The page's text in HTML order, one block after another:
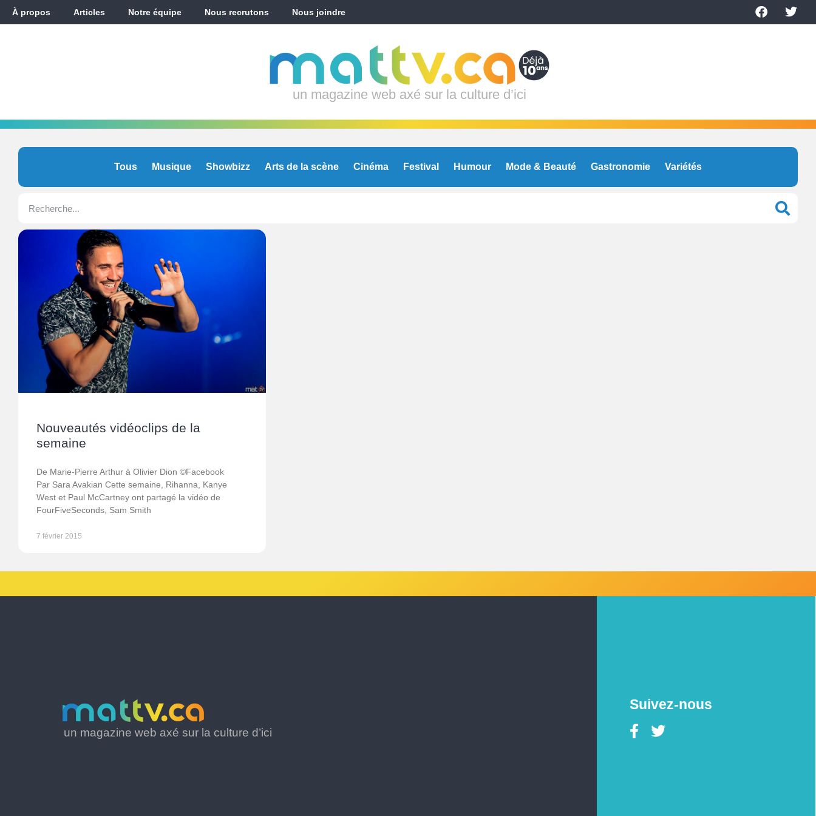
À propos Articles Notre équipe Nous recrutons Nous joindre
un magazine web axé sur la culture d’ici
Tous Musique Showbizz Arts de la scène Cinéma Festival Humour Mode & Beauté Gastronomie Variétés
Nouveautés vidéoclips de la
semaine
De Marie-Pierre Arthur à Olivier Dion ©Facebook
Par Sara Avakian Cette semaine, Rihanna, Kanye
West et Paul McCartney ont partagé la vidéo de
FourFiveSeconds, Sam Smith
7 février 2015
un magazine web axé sur la culture d’ici
Suivez-nous